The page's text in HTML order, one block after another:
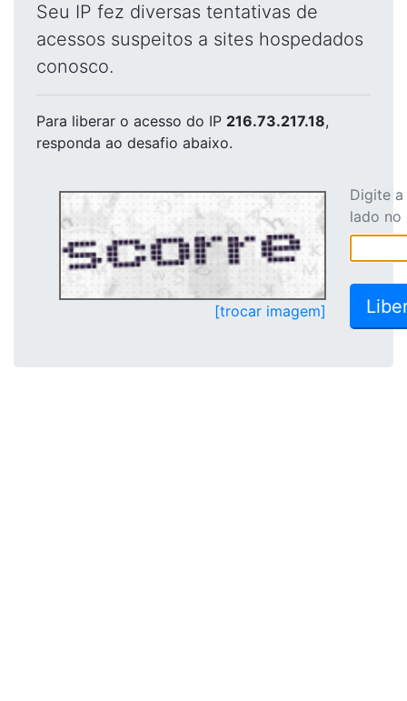
Seu IP fez diversas tentativas de
acessos suspeitos a sites hospedados
conosco.
Para liberar o acesso do IP 216.73.217.18,
responda ao desafio abaixo.
[trocar imagem]
Digite
lado no